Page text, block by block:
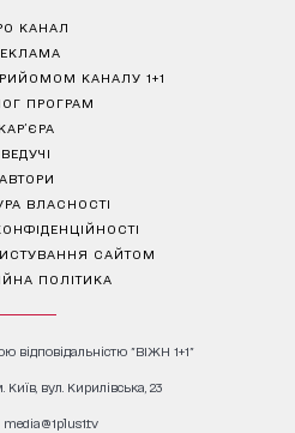
КАНАЛ
КАНАЛУ 1+1
ПРОГРАМ
КАР’ЄРА
ВЕДУЧІ
АВТОРИ
ВЛАСНОСТІ
САЙТОМ
ПОЛІТИКА
відповідальністю "ВІЖН 1+1"
вул. Кирилівська, 23
media@1plus1.tv